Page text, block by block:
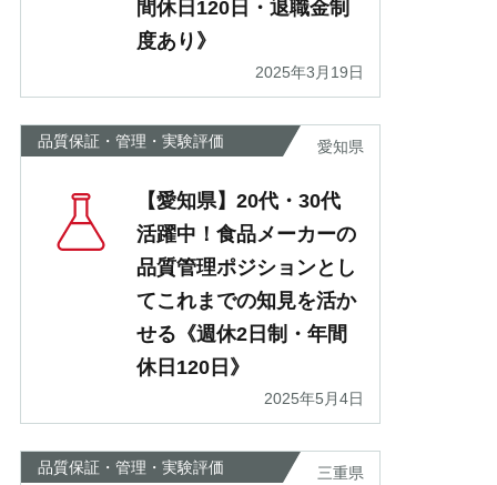
間休日120日・退職金制
度あり》
2025年3月19日
品質保証・管理・実験評価 愛知県
【愛知県】20代・30代
活躍中！食品メーカーの
品質管理ポジションとし
てこれまでの知見を活か
せる《週休2日制・年間
休日120日》
2025年5月4日
品質保証・管理・実験評価 三重県